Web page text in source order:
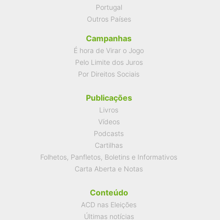
Portugal
Outros Países
Campanhas
É hora de Virar o Jogo
Pelo Limite dos Juros
Por Direitos Sociais
Publicações
Livros
Vídeos
Podcasts
Cartilhas
Folhetos, Panfletos, Boletins e Informativos
Carta Aberta e Notas
Conteúdo
ACD nas Eleições
Últimas notícias